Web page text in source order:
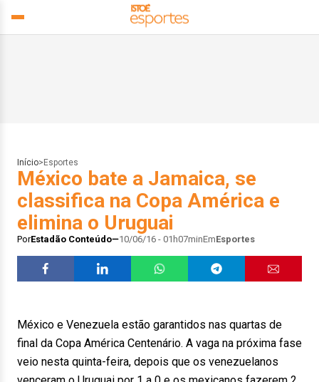
Início> Esportes
México bate a Jamaica, se
classifica na Copa América e
elimina o Uruguai
PorEstadão Conteúdo 10/06/16 - 01h07minEmEsportes
México e Venezuela estão garantidos nas quartas de
final da Copa América Centenário. A vaga na próxima fase
veio nesta quinta-feira, depois que os venezuelanos